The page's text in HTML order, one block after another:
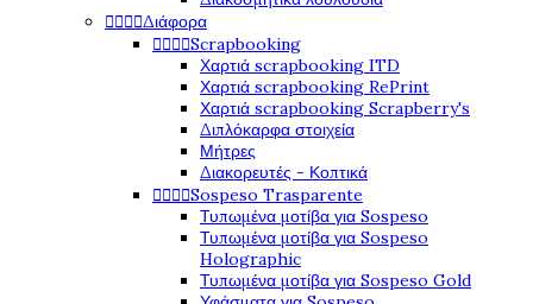
Διάφορα
Scrapbooking
Χαρτιά scrapbooking ITD
Χαρτιά scrapbooking RePrint
Χαρτιά scrapbooking Scrapberry's
Διπλόκαρφα στοιχεία
Μήτρες
Διακορευτές - Κοπτικά
Sospeso Trasparente
Τυπωμένα μοτίβα για Sospeso
Τυπωμένα μοτίβα για Sospeso
Holographic
Τυπωμένα μοτίβα για Sospeso Gold